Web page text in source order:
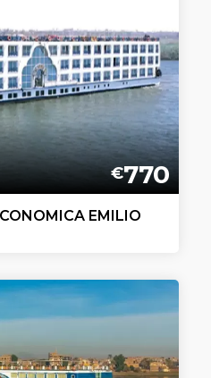
€770
EMILIO